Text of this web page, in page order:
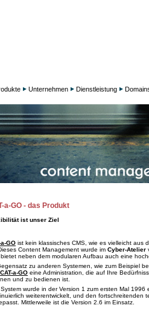
Unternehmen Dienstleistung
a-GO - das Produkt
ist unser Ziel
a-GO ist kein klassisches CMS, wie es vielleicht aus
Content Management wurde im Cyber-Atelier
neben dem modularen Aufbau auch eine
zu anderen Systemen, wie zum Beispiel
CAT-a-GO eine Administration, die auf Ihre
und zu bedienen ist.
wurde in der Version 1 zum ersten Mal 1996
weiterentwickelt, und den fortschreitenden
Mittlerweile ist die Version 2.6 im Einsatz.